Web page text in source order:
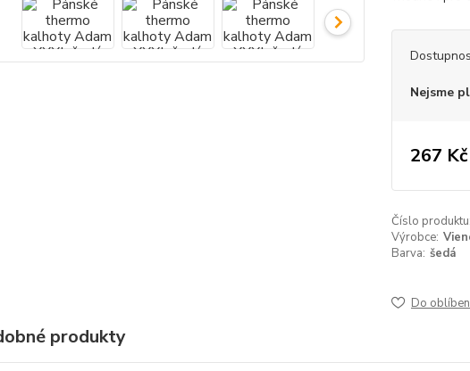
Nejsme
267 Kč
Číslo produktu:
Výrobce:
Barva: šedá
Do
produkty